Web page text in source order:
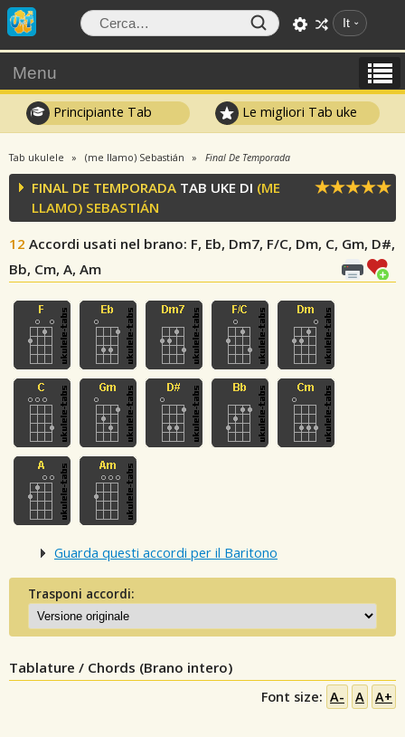
It
Menu
Principiante Tab Le migliori Tab uke
Tab ukulele (me llamo) Sebastián Final De Temporada
FINAL DE TEMPORADA TAB UKE DI (ME
LLAMO) SEBASTIÁN
12 Accordi usati nel brano: F, Eb, Dm7, F/C, Dm, C, Gm, D#,
Bb, Cm, A, Am
Guarda questi accordi per il Baritono
Trasponi accordi:
Tablature / Chords (Brano intero)
Font size: A- A A+